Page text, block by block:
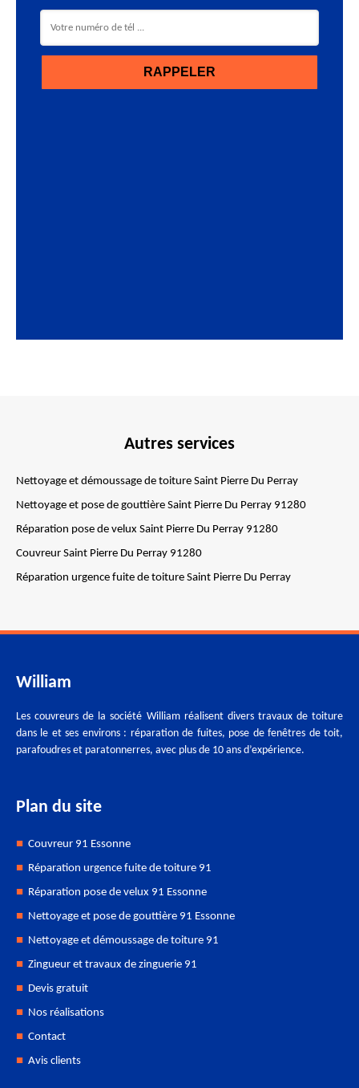
Autres services
Nettoyage et démoussage de toiture Saint Pierre Du Perray
Nettoyage et pose de gouttière Saint Pierre Du Perray 91280
Réparation pose de velux Saint Pierre Du Perray 91280
Couvreur Saint Pierre Du Perray 91280
Réparation urgence fuite de toiture Saint Pierre Du Perray
William
Les couvreurs de la société William réalisent divers travaux de toiture
dans le et ses environs : réparation de fuites, pose de fenêtres de toit,
parafoudres et paratonnerres, avec plus de 10 ans d’expérience.
Plan du site
Couvreur 91 Essonne
Réparation urgence fuite de toiture 91
Réparation pose de velux 91 Essonne
Nettoyage et pose de gouttière 91 Essonne
Nettoyage et démoussage de toiture 91
Zingueur et travaux de zinguerie 91
Devis gratuit
Nos réalisations
Contact
Avis clients